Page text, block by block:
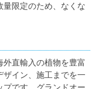
量限定のため、なくな
外直輸入の植物を豊富
ザイン、施工までを一
です。グランドオー